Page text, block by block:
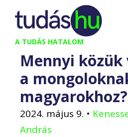
Kilépés
tartalomba
A TUDÁS HATALOM
Mennyi közük
a
magyarokhoz?
2024. május 9. •
András